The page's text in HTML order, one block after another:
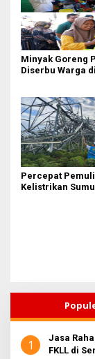
Minyak Goreng
Diserbu Warga
Percepat
Kelistrikan
1
Jasa
FKLL di